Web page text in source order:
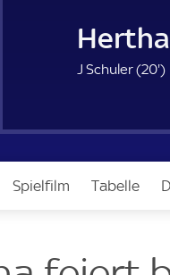
Hertha
J Schuler (20'2
m
n
u
)
Spielfilm Tabelle